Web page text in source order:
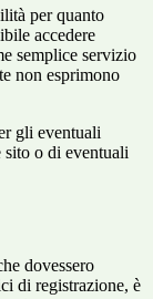
per quanto
accedere
semplice servizio
non esprimono
gli eventuali
o di eventuali
dovessero
di registrazione, è